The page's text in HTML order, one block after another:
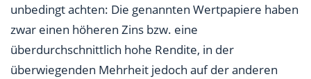
unbedingt achten: Die genannten Wertpapiere haben
zwar einen höheren Zins bzw. eine
überdurchschnittlich hohe Rendite, in der
überwiegenden Mehrheit jedoch auf der anderen